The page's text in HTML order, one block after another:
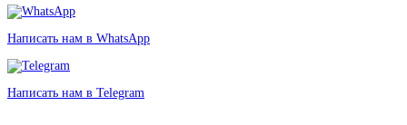
Написать нам в WhatsApp
Написать нам в Telegram